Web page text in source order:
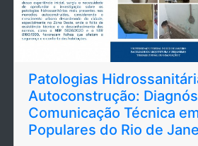
Patologias
Autoconstrução:
Comunicação Técnica
Populares do Rio de